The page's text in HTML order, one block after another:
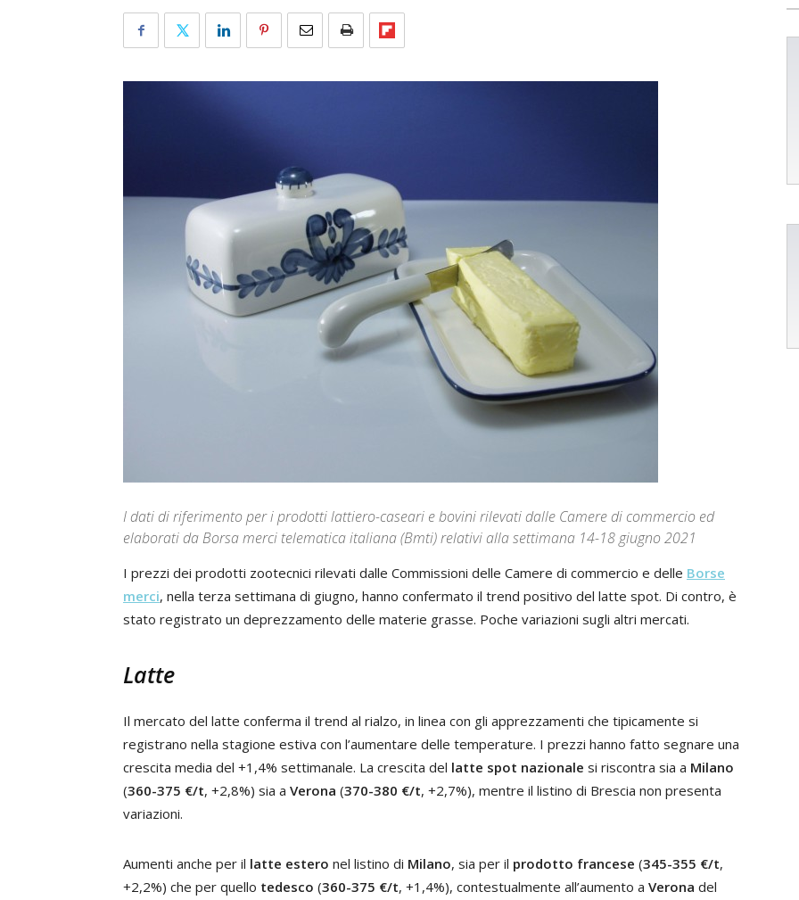
I dati di riferimento per i prodotti lattiero-caseari e bovini rilevati dalle Camere di commercio ed
elaborati da Borsa merci telematica italiana (Bmti) relativi alla settimana 14-18 giugno 2021
I prezzi dei prodotti zootecnici rilevati dalle Commissioni delle Camere di commercio e delle Borse
merci, nella terza settimana di giugno, hanno confermato il trend positivo del latte spot. Di contro, è
stato registrato un deprezzamento delle materie grasse. Poche variazioni sugli altri mercati.
Latte
Il mercato del latte conferma il trend al rialzo, in linea con gli apprezzamenti che tipicamente si
registrano nella stagione estiva con l’aumentare delle temperature. I prezzi hanno fatto segnare una
crescita media del +1,4% settimanale. La crescita del latte spot nazionale si riscontra sia a Milano
(360-375 €/t, +2,8%) sia a Verona (370-380 €/t, +2,7%), mentre il listino di Brescia non presenta
variazioni.
Aumenti anche per il latte estero nel listino di Milano, sia per il prodotto francese (345-355 €/t,
+2,2%) che per quello tedesco (360-375 €/t, +1,4%), contestualmente all’aumento a Verona del